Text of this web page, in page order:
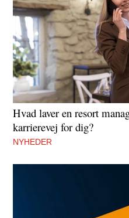
Hvad laver en resort
karrierevej for dig?
NYHEDER